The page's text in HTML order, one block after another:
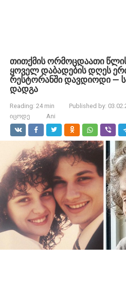
თითქმის ორმოცდაათი
ყოველ დაბადების დღეს
რესტორანში დავდიოდი —
დადგა
Reading: 24 min Published by:
იცოდე
Ani